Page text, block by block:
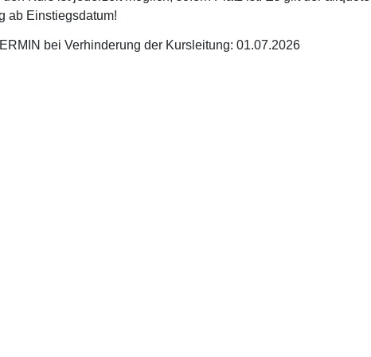
ab Einstiegsdatum!
bei Verhinderung der Kursleitung: 01.07.2026